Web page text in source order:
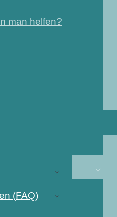
man helfen?
(FAQ)